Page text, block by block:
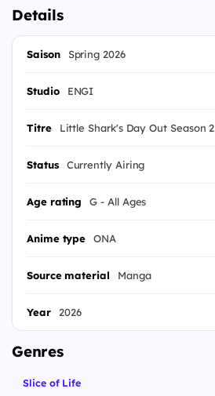
Details
Saison Spring 2026
Studio ENGI
Titre Little Shark's Day Out Season 2
Status Currently Airing
Age rating G - All Ages
Anime type ONA
Source material Manga
Year 2026
Genres
Slice of Life